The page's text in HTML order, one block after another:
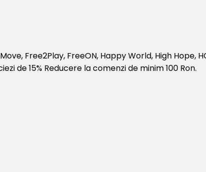
Free2Play, FreeON, Happy World, High Hope,
de 15% Reducere la comenzi de minim 100 Ron.